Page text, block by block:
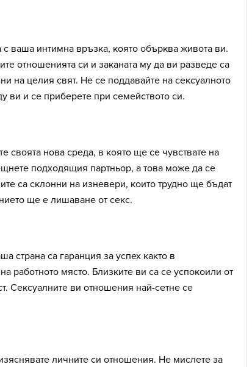
ваша интимна връзка, която обърква живота ви.
отношенията си и заканата му да ви разведе са
на целия свят. Не се поддавайте на сексуалното
ви и се приберете при семейството си.
своята нова среда, в която ще се чувствате на
подходящия партньор, а това може да се
са склонни на изневери, които трудно ще бъдат
ще е лишаване от секс.
страна са гаранция за успех както в
работното място. Близките ви са се успокоили от
Сексуалните ви отношения най-сетне се
личните си отношения. Не мислете за